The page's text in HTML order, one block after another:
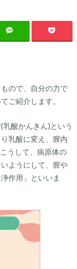
ので、自分の力で
ご紹介します。
酸かんきん)という
乳酸に変え、膣内
うして、病原体の
ようにして、膣や
作用」といいま